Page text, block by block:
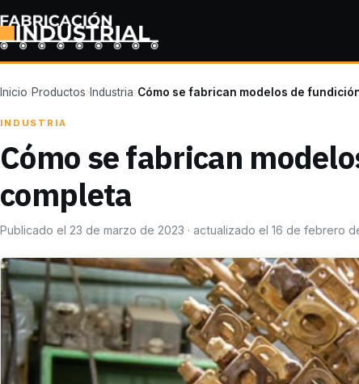
Inicio›Productos› Industria›Cómo se fabrican modelos de
INDUSTRIA
Cómo se fabrican
completa
Publicado el 23 de marzo de 2023 · actualizado el 16 de febrero